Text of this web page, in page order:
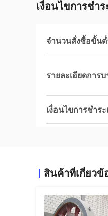
เงื่อนไขการชํา
จำนวนสั่งซื้อขั้นต่
รายละเอียดการบ
เงื่อนไขการชำระ
สินค้าที่เกี่ยวข้